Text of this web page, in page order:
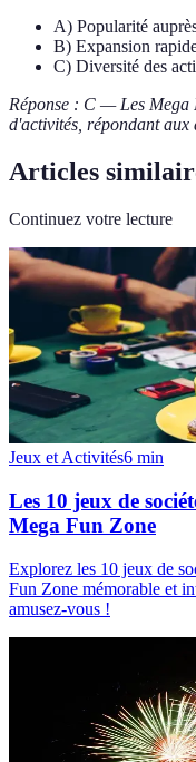
A) Popularité
B) Expansion
C) Diversité des
Réponse : C — Les Mega
d'activités, répondant aux
Articles
Continuez votre lecture
Jeux et Activités6 min
Les 10 jeux de
Mega Fun Zone
Explorez les 10 jeux de
Fun Zone mémorable et
amusez-vous !